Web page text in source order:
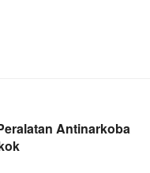
Antinarkoba